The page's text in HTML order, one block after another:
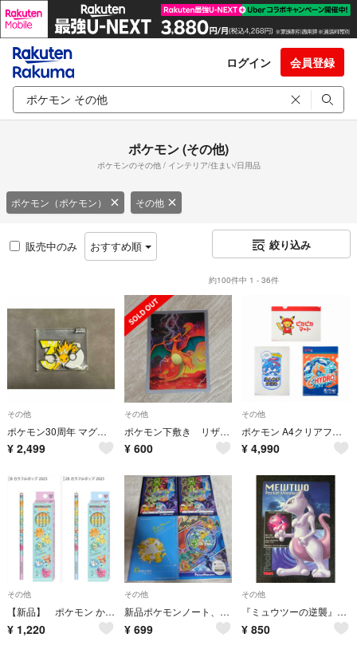
ログイン 会員登録
ポケモン (その他)
ポケモンのその他 / インテリア/住まい/日用品
ポケモン（ポケモン） その他
販売中のみ おすすめ順 絞り込み
約100件中 1 - 36件
その他
ポケモン30周年 マグネット サンダース中国ポケセン限定
¥ 2,499
その他
ポケモン下敷き リザードン2枚セット
¥ 600
その他
ポケモン A4クリアファイル 3枚セット ピカチュウ ピカピカマート HYDRO バブル風デザイン 書類整理 ファイル 文房具
¥ 4,990
その他
【新品】 ポケモン かきかたえんぴつ 12本入 2B B 2ダースセット
¥ 1,220
その他
新品ポケモンノート、下敷き
¥ 699
その他
『ミュウツーの逆襲』下敷き
¥ 850